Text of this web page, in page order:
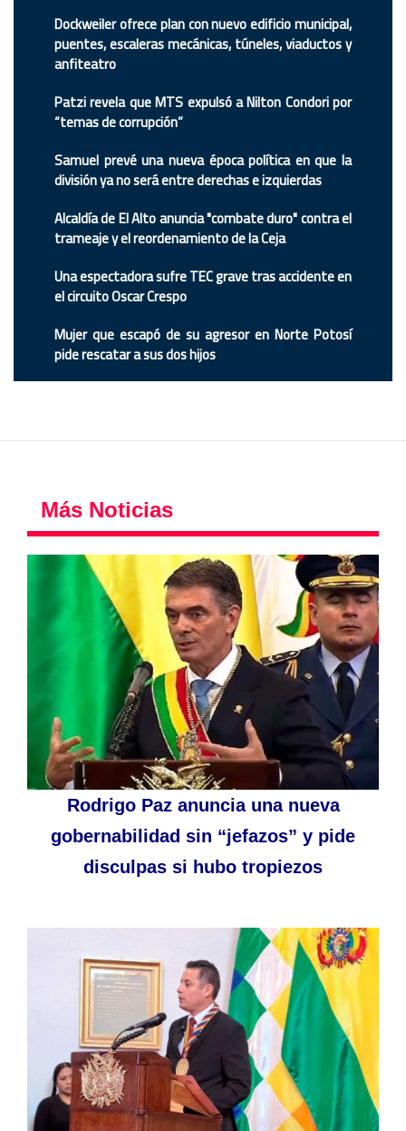
Dockweiler ofrece plan con nuevo edificio municipal,
puentes, escaleras mecánicas, túneles, viaductos y
anfiteatro
Patzi revela que MTS expulsó a Nilton Condori por
“temas de corrupción”
Samuel prevé una nueva época política en que la
división ya no será entre derechas e izquierdas
Alcaldía de El Alto anuncia "combate duro" contra el
trameaje y el reordenamiento de la Ceja
Una espectadora sufre TEC grave tras accidente en
el circuito Oscar Crespo
Mujer que escapó de su agresor en Norte Potosí
pide rescatar a sus dos hijos
Más Noticias
Rodrigo Paz anuncia una nueva
gobernabilidad sin “jefazos” y pide
disculpas si hubo tropiezos